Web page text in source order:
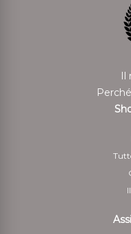
sospeso fino al
allíavvenuta
Per il rimborso da
il Cliente deve
necessarie per
valore dei beni
da quella necessaria
caratteristiche e il
Il